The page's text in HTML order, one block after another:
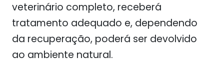
veterinário completo, receberá
tratamento adequado e, dependendo
da recuperação, poderá ser devolvido
ao ambiente natural.